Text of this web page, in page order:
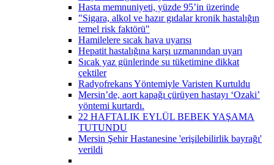
Hasta memnuniyeti, yüzde 95’in üzerinde
"Sigara, alkol ve hazır gıdalar kronik hastalığın
temel risk faktörü"
Hamilelere sıcak hava uyarısı
Hepatit hastalığına karşı uzmanından uyarı
Sıcak yaz günlerinde su tüketimine dikkat
çektiler
Radyofrekans Yöntemiyle Varisten Kurtuldu
Mersin’de, aort kapağı çürüyen hastayı ‘Ozaki’
yöntemi kurtardı.
22 HAFTALIK EYLÜL BEBEK YAŞAMA
TUTUNDU
Mersin Şehir Hastanesine 'erişilebilirlik bayrağı'
verildi